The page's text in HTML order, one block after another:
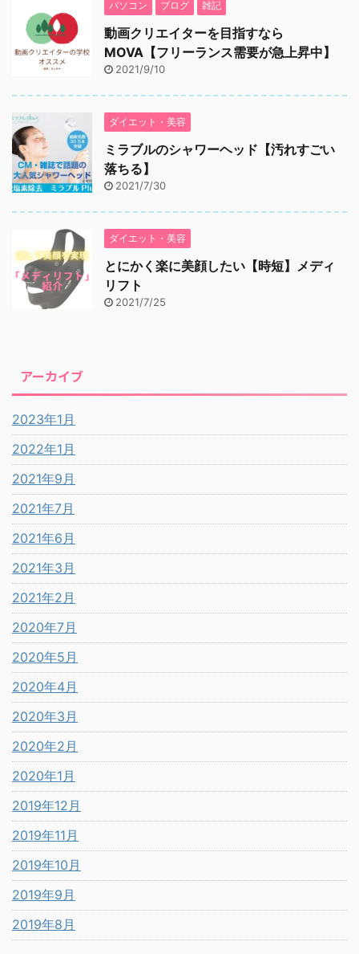
パソコン ブログ 雑記
動画クリエイターを目指すなら
MOVA【フリーランス需要が急上昇中】
2021/9/10
ダイエット・美容
ミラブルのシャワーヘッド【汚れすごい
落ちる】
2021/7/30
ダイエット・美容
とにかく楽に美顔したい【時短】メディ
リフト
2021/7/25
アーカイブ
2023年1月
2022年1月
2021年9月
2021年7月
2021年6月
2021年3月
2021年2月
2020年7月
2020年5月
2020年4月
2020年3月
2020年2月
2020年1月
2019年12月
2019年11月
2019年10月
2019年9月
2019年8月